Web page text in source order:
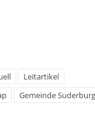
Leitartikel
Gemeinde Suderburg